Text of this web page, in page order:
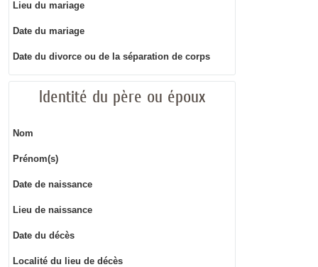
Lieu du mariage
Date du mariage
Date du divorce ou de la séparation de corps
Identité du père ou époux
Nom
Prénom(s)
Date de naissance
Lieu de naissance
Date du décès
Localité du lieu de décès